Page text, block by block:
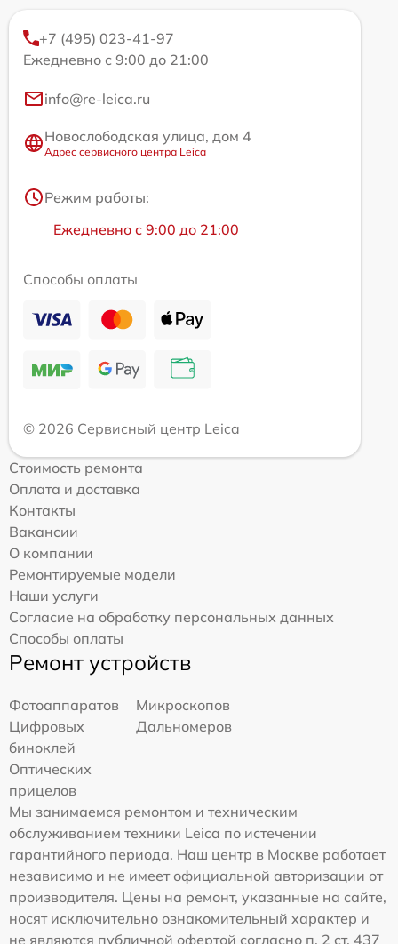
+7 (495) 023-41-97
Ежедневно с 9:00 до 21:00
info@re-leica.ru
Новослободская улица, дом 4
Адрес сервисного центра Leica
Режим работы:
Ежедневно с 9:00 до 21:00
Способы оплаты
© 2026 Сервисный центр Leica
Стоимость ремонта
Оплата и доставка
Контакты
Вакансии
О компании
Ремонтируемые модели
Наши услуги
Согласие на обработку персональных данных
Способы оплаты
Ремонт устройств
Фотоаппаратов
Микроскопов
Цифровых
биноклей
Дальномеров
Оптических
прицелов
Мы занимаемся ремонтом и техническим
обслуживанием техники Leica по истечении
гарантийного периода. Наш центр в Москве работает
независимо и не имеет официальной авторизации от
производителя. Цены на ремонт, указанные на сайте,
носят исключительно ознакомительный характер и
не являются публичной офертой согласно п. 2 ст. 437